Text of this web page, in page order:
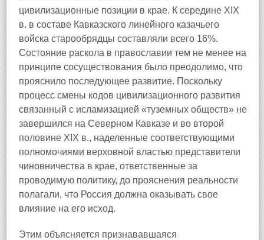
цивилизационные позиции в крае. К середине XIX
в. в составе Кавказского линейного казачьего
войска старообрядцы составляли всего 16%.
Состояние раскола в православии тем не менее на
принципе сосуществования было преодолимо, что
прояснило последующее развитие. Поскольку
процесс смены кодов цивилизационного развития
связанный с исламизацией «туземных обществ» не
завершился на Северном Кавказе и во второй
половине XIX в., наделенные соответствующими
полномочиями верховной властью представители
чиновничества в крае, ответственные за
проводимую политику, до прояснения реальности
полагали, что Россия должна оказывать свое
влияние на его исход.
Этим объясняется признававшаяся